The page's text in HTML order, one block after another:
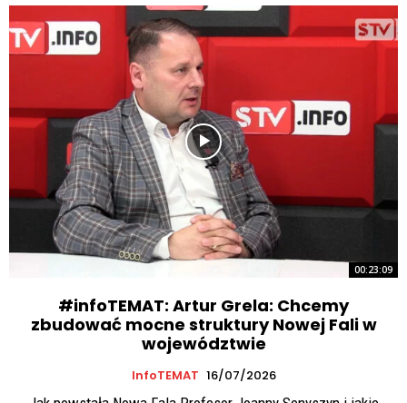
00:23:09
#infoTEMAT: Artur Grela: Chcemy
zbudować mocne struktury Nowej Fali w
województwie
InfoTEMAT 16/07/2026